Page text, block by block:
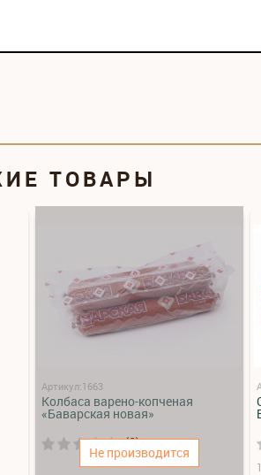
ТОВАРЫ
Не производится
Артикул:1663
Колбаса варено-копченая
«Баварская новая»
(0)